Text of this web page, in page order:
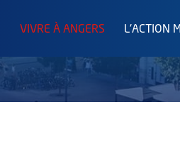
VIVRE À ANGERS L'ACTION